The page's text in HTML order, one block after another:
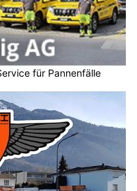
für Pannenfälle